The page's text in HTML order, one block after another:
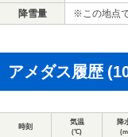
降雪量 ※この地点
アメダス履歴
時刻
気温
(℃)
降